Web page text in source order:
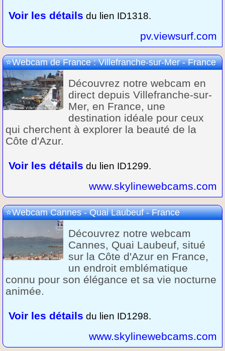
Voir les détails du lien ID1318.
pv.viewsurf.com
Webcam de France : Villefranche-sur-Mer - France
Découvrez notre webcam en
direct depuis Villefranche-sur-
Mer, en France, une
destination idéale pour ceux
qui cherchent à explorer la beauté de la
Côte d'Azur.
Voir les détails du lien ID1299.
www.skylinewebcams.com
Webcam Cannes - Quai Laubeuf - France
Découvrez notre webcam
Cannes, Quai Laubeuf, situé
sur la Côte d'Azur en France,
un endroit emblématique
connu pour son élégance et sa vie nocturne
animée.
Voir les détails du lien ID1298.
www.skylinewebcams.com